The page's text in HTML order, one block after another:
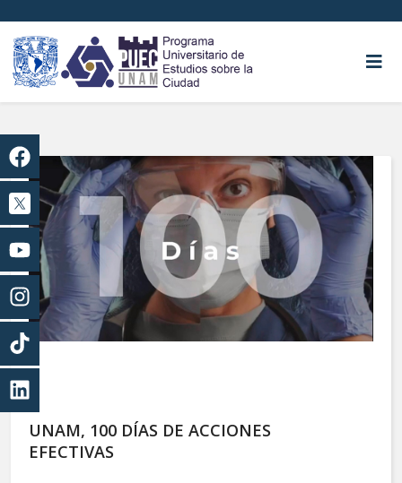
UNAM, 100 DÍAS DE ACCIONES
EFECTIVAS